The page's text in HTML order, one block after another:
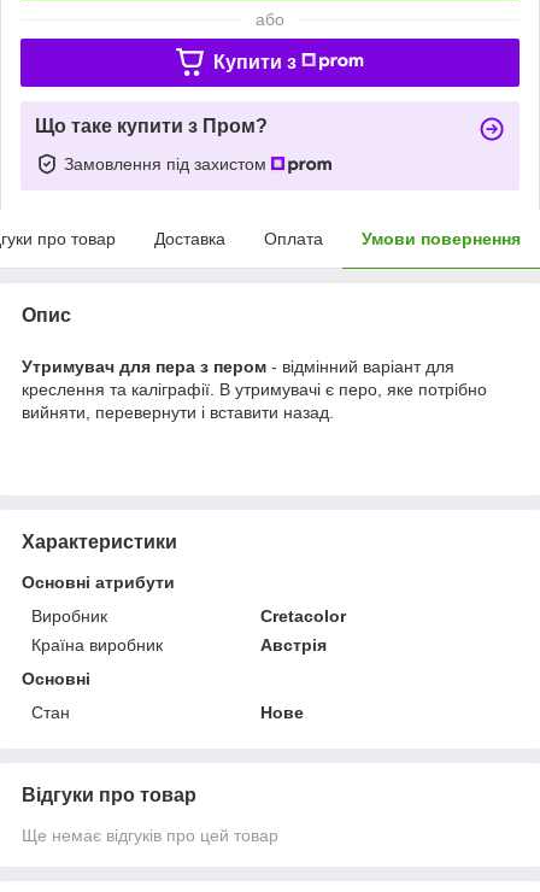
або
Купити з
Що таке купити з Пром?
Замовлення під захистом
про товар Доставка Оплата Умови повернення
Опис
Утримувач для пера з пером - відмінний варіант для
креслення та каліграфії. В утримувачі є перо, яке потрібно
вийняти, перевернути і вставити назад.
Характеристики
Основні атрибути
Виробник
Cretacolor
Країна виробник
Австрія
Основні
Стан
Нове
Відгуки про товар
Ще немає відгуків про цей товар